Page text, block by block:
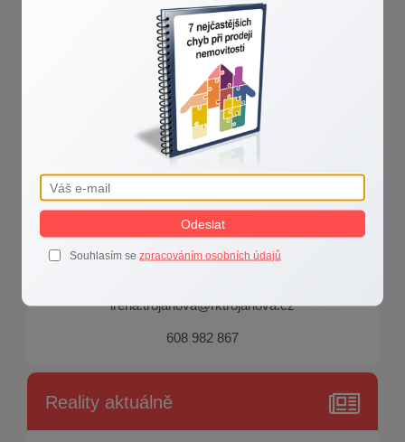
Irena Trojanová
Když dva dělají totéž, není to totéž!
irena.trojanova@rktrojanova.cz
608 982 867
Reality aktuálně
Odeslat
Souhlasím se zpracováním osobních údajů